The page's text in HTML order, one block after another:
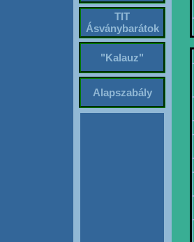
TIT
Ásványbarátok
"Kalauz"
Alapszabály